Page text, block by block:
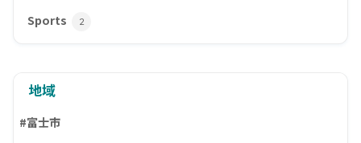
Sports 2
地域
#富士市